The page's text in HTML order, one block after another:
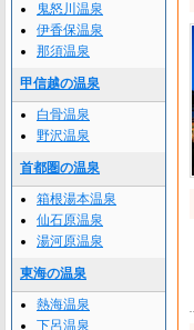
鬼怒川温泉
伊香保温泉
那須温泉
甲信越の温泉
白骨温泉
野沢温泉
首都圏の温泉
箱根湯本温泉
仙石原温泉
湯河原温泉
東海の温泉
熱海温泉
下呂温泉